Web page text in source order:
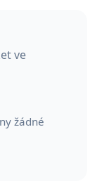
ve
žádné